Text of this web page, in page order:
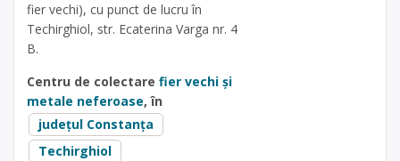
fier vechi), cu punct de lucru în
Techirghiol, str. Ecaterina Varga nr. 4
B.
Centru de colectare fier vechi și
metale neferoase, în
județul Constanța
Techirghiol